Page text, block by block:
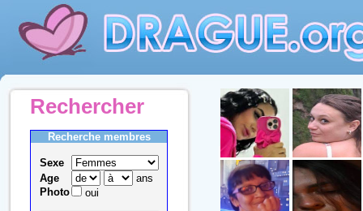
Rechercher
Recherche membres
Sexe
Age
ans
Photo
oui